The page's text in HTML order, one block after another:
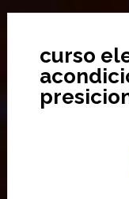
curso